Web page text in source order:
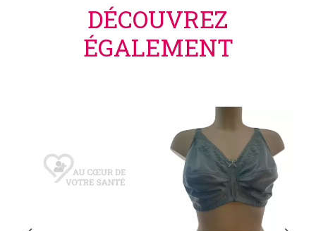
DÉCOUVREZ
ÉGALEMENT